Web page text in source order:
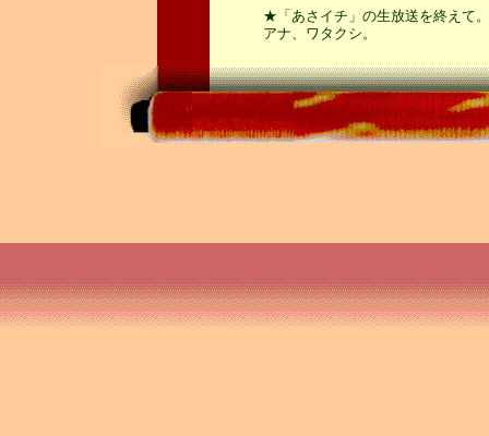
★「あさイチ」の生放送を終えて
アナ、ワタクシ。